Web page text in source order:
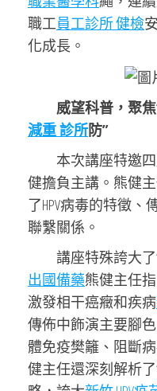
職工員工診所 健檢
化成長。
威望科普，聚
減重 診所防”
本次講座特邀
健擔負主講。熊健
了HPV病毒的特徵
聯繫關係。
講座特殊誇大了
出國備藥熊健主任
激發相干癌癥和疾病
傳佈中飾演主要腳
體免疫樊籬、阻斷
健主任還深刻解析